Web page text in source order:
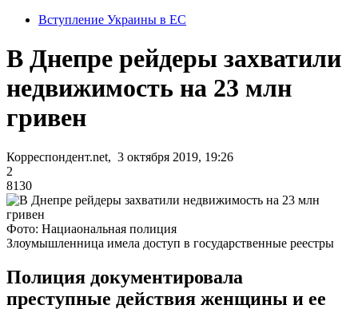
Вступление Украины в ЕС
В Днепре рейдеры захватили
недвижимость на 23 млн
гривен
Корреспондент.net, 3 октября 2019, 19:26
2
8130
Фото: Нациаональная полиция
Злоумышленница имела доступ в государственные реестры
Полиция документировала
преступные действия женщины и ее